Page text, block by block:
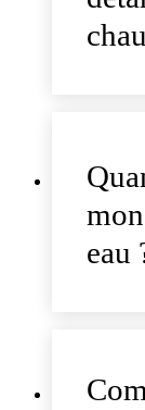
eau